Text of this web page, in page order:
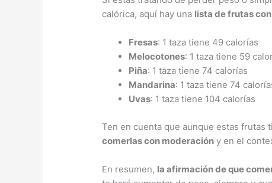
calórica, aquí hay una lista de frutas
Fresas: 1 taza tiene 49 calorías
Melocotones: 1 taza tiene 59
Piña: 1 taza tiene 74 calorías
Mandarina: 1 taza tiene 74
Uvas: 1 taza tiene 104 calorías
Ten en cuenta que aunque estas frutas
comerlas con moderación y en el
En resumen, la afirmación de que